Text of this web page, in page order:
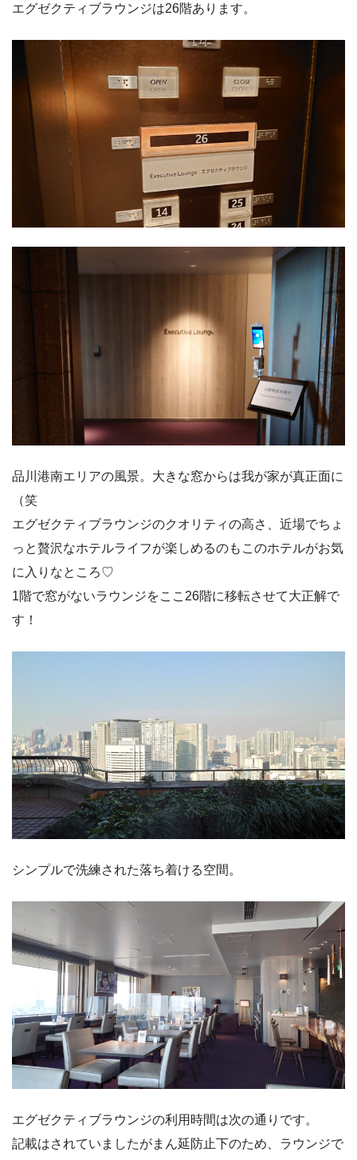
エグゼクティブラウンジは26階あります。
品川港南エリアの風景。大きな窓からは我が家が真正面に
（笑
エグゼクティブラウンジのクオリティの高さ、近場でちょ
っと贅沢なホテルライフが楽しめるのもこのホテルがお気
に入りなところ♡
1階で窓がないラウンジをここ26階に移転させて大正解で
す！
シンプルで洗練された落ち着ける空間。
エグゼクティブラウンジの利用時間は次の通りです。
記載はされていましたがまん延防止下のため、ラウンジで